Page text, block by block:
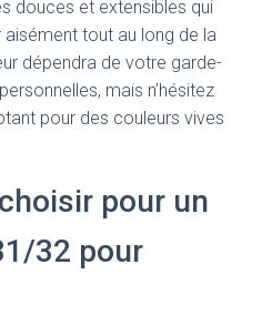
douces et extensibles qui
tout au long de la
dépendra de votre garde-
mais n’hésitez
pour des couleurs vives
pour un
32 pour